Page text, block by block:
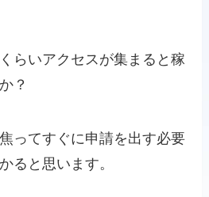
らいアクセスが集まると稼
？
ってすぐに申請を出す必要
ると思います。